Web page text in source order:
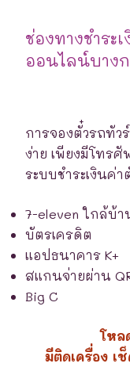
ช่องทางชำระ
ออนไลน์บาง
การจองตั๋วรถทั
ง่าย เพียงมีโทรศั
ระบบชำระเงินค่
7-eleven ใกล้บ้า
บัตรเครดิต
แอปธนาคาร K+
สแกนจ่ายผ่าน
Big C
โหล
มีติดเครื่อง เ